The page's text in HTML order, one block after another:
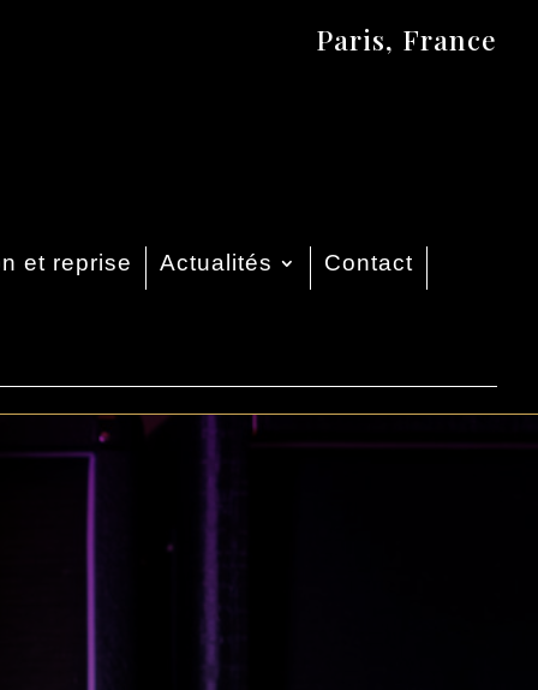
Paris, France
et reprise Actualités Contact